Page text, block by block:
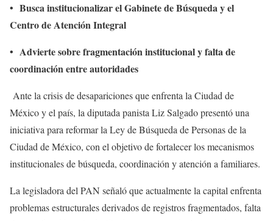
• Busca institucionalizar el Gabinete de Búsqueda y el
Centro de Atención Integral
• Advierte sobre fragmentación institucional y falta de
coordinación entre autoridades
Ante la crisis de desapariciones que enfrenta la Ciudad de
México y el país, la diputada panista Liz Salgado presentó una
iniciativa para reformar la Ley de Búsqueda de Personas de la
Ciudad de México, con el objetivo de fortalecer los mecanismos
institucionales de búsqueda, coordinación y atención a familiares.
La legisladora del PAN señaló que actualmente la capital enfrenta
problemas estructurales derivados de registros fragmentados, falta